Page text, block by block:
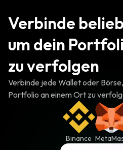
Verbinde
um dein
zu verfolgen
Verbinde jede Wallet oder
Portfolio an einem Ort zu
Binance